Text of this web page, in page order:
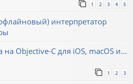
1 2 3 4 5
интерпретатор
Objective-C для iOS, macOS и...
1 2 3